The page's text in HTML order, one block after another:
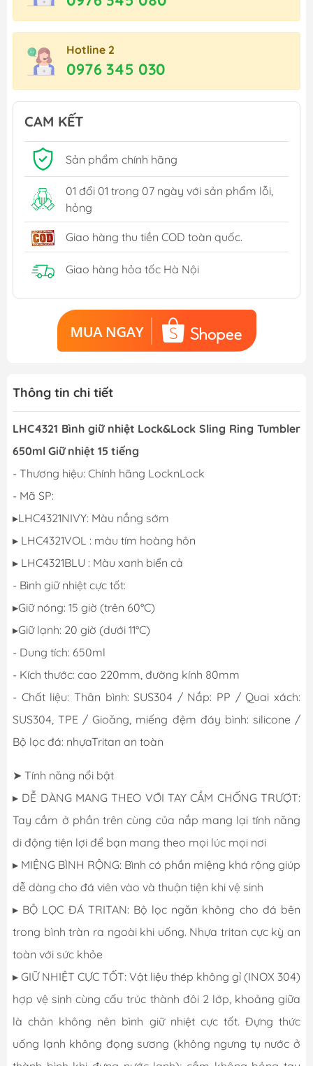
Hotline 2
0976 345 030
CAM KẾT
Sản phẩm chính hãng
01 đổi 01 trong 07 ngày với sản phẩm lỗi,
hỏng
Giao hàng thu tiền COD toàn quốc.
Giao hàng hỏa tốc Hà Nội
Thông tin chi tiết
LHC4321 Bình giữ nhiệt Lock&Lock Sling Ring Tumbler
650ml Giữ nhiệt 15 tiếng
- Thương hiệu: Chính hãng LocknLock
- Mã SP:
▸LHC4321NIVY: Màu nắng sớm
▸ LHC4321VOL : màu tím hoàng hôn
▸ LHC4321BLU : Màu xanh biển cả
- Bình giữ nhiệt cực tốt:
▸Giữ nóng: 15 giờ (trên 60°C)
▸Giữ lạnh: 20 giờ (dưới 11°C)
- Dung tích: 650ml
- Kích thước: cao 220mm, đường kính 80mm
- Chất liệu: Thân bình: SUS304 / Nắp: PP / Quai xách:
SUS304, TPE / Gioăng, miếng đệm đáy bình: silicone /
Bộ lọc đá: nhựaTritan an toàn
➤ Tính năng nổi bật
▸ DỄ DÀNG MANG THEO VỚI TAY CẦM CHỐNG TRƯỢT:
Tay cầm ở phần trên cùng của nắp mang lại tính năng
di động tiện lợi để bạn mang theo mọi lúc mọi nơi
▸ MIỆNG BÌNH RỘNG: Bình có phần miệng khá rộng giúp
dễ dàng cho đá viên vào và thuận tiện khi vệ sinh
▸ BỘ LỌC ĐÁ TRITAN: Bộ lọc ngăn không cho đá bên
trong bình tràn ra ngoài khi uống. Nhựa tritan cực kỳ an
toàn với sức khỏe
▸ GIỮ NHIỆT CỰC TỐT: Vật liệu thép không gỉ (INOX 304)
hợp vệ sinh cùng cấu trúc thành đôi 2 lớp, khoảng giữa
là chân không nên bình giữ nhiệt cực tốt. Đựng thức
uống lạnh không đọng sương (không ngưng tụ nước ở